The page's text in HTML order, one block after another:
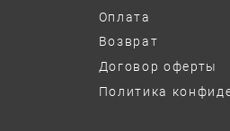
Оплата
Возврат
Договор оферты
Политика